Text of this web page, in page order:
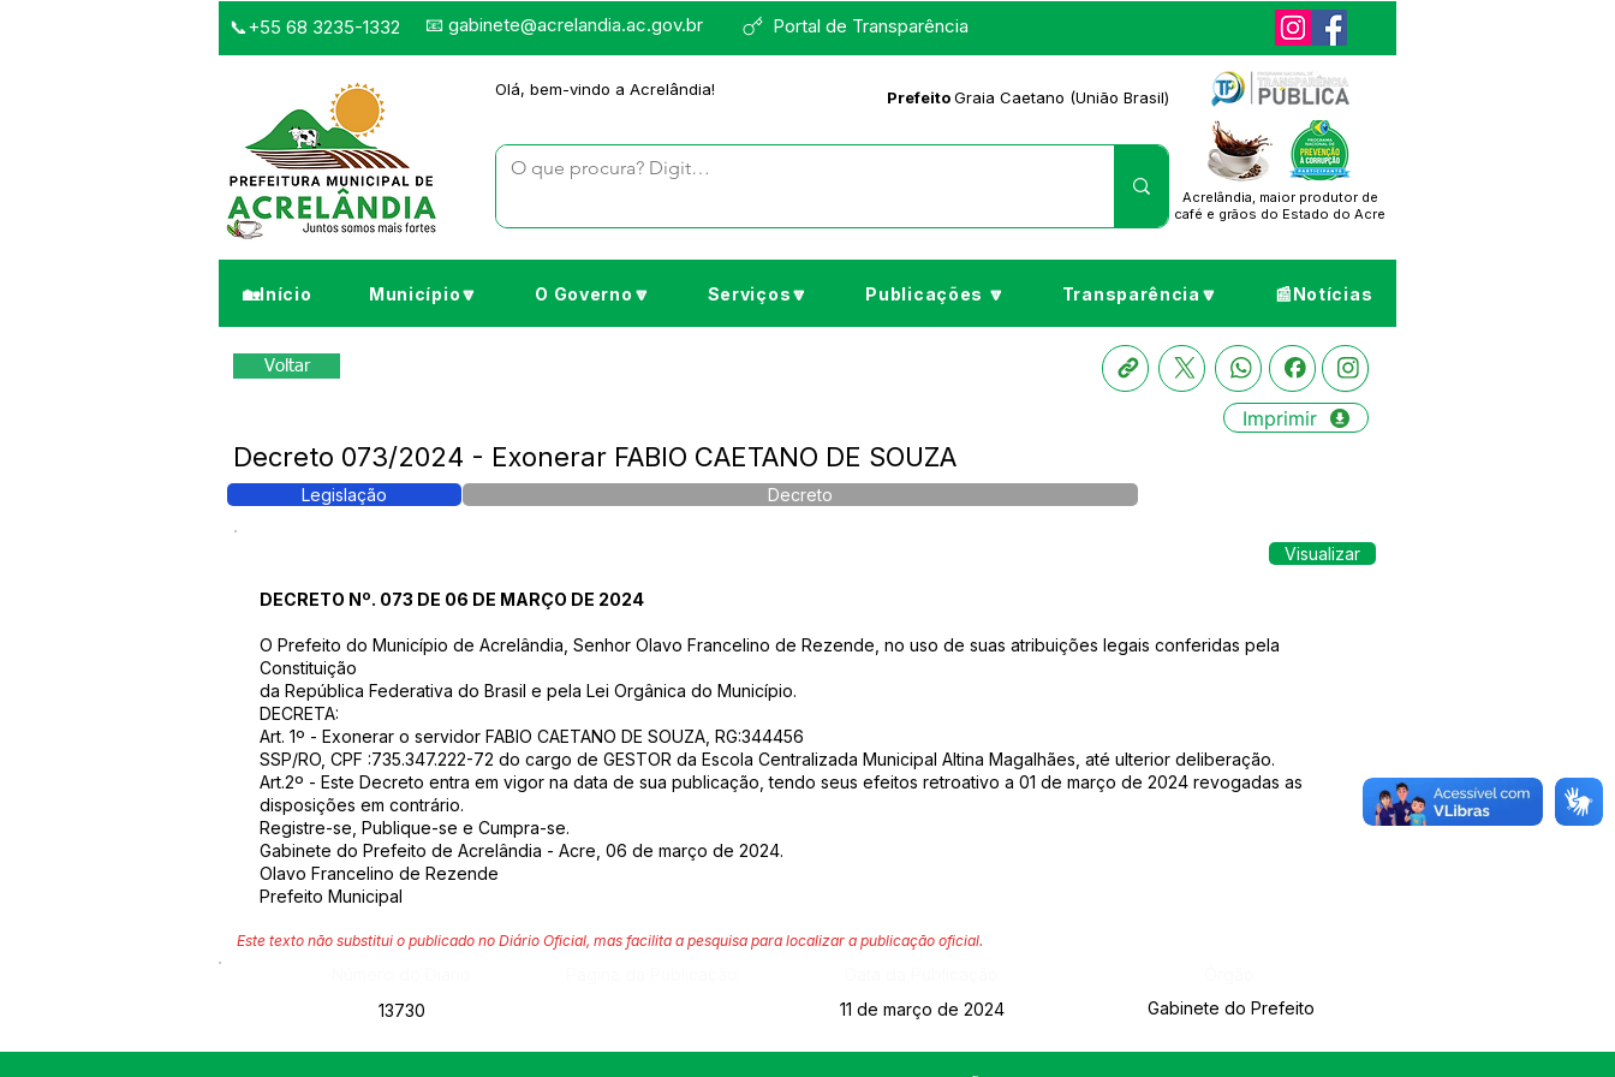
Portal de Transparência
📞+55 68 3235-1332 📧 gabinete@acrelandia.ac.gov.br
Olá, bem-vindo a Acrelândia! PrefeitoGraia Caetano (União Brasil)
Acrelândia, maior produtor de
café e grãos do Estado do Acre
🏡Início Município🔽 O Governo🔽 Serviços🔽 Publicações 🔽 Transparência🔽 📰Notícias
Voltar
Imprimir
Decreto 073/2024 - Exonerar FABIO CAETANO DE SOUZA
Legislação Decreto
Visualizar
DECRETO Nº. 073 DE 06 DE MARÇO DE 2024
O Prefeito do Município de Acrelândia, Senhor Olavo Francelino de Rezende, no uso de suas atribuições legais conferidas pela
Constituição
da República Federativa do Brasil e pela Lei Orgânica do Município.
DECRETA:
Art. 1º - Exonerar o servidor FABIO CAETANO DE SOUZA, RG:344456
SSP/RO, CPF :735.347.222-72 do cargo de GESTOR da Escola Centralizada Municipal Altina Magalhães, até ulterior deliberação.
Art.2º - Este Decreto entra em vigor na data de sua publicação, tendo seus efeitos retroativo a 01 de março de 2024 revogadas as
disposições em contrário.
Registre-se, Publique-se e Cumpra-se.
Gabinete do Prefeito de Acrelândia - Acre, 06 de março de 2024.
Olavo Francelino de Rezende
Prefeito Municipal
Este texto não substitui o publicado no Diário Oficial, mas facilita a pesquisa para localizar a publicação oficial.
13730
11 de março de 2024 Gabinete do Prefeito